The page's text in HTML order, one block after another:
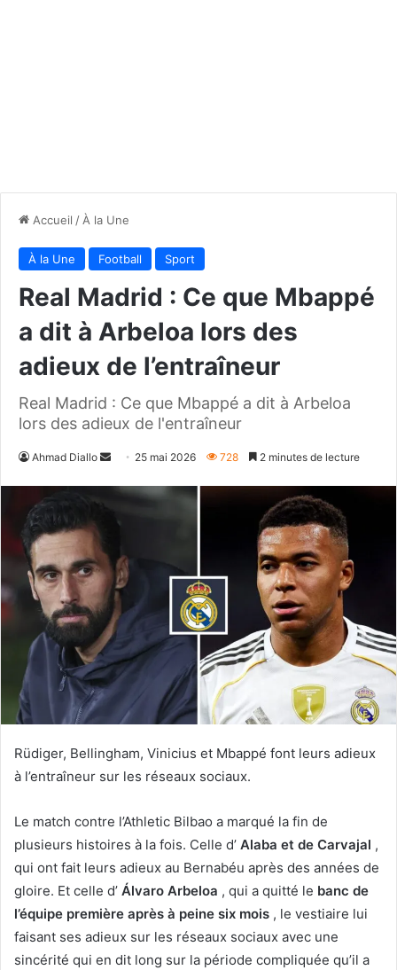
Accueil / À la Une
À la Une Football Sport
Real Madrid : Ce que Mbappé
a dit à Arbeloa lors des
adieux de l’entraîneur
Real Madrid : Ce que Mbappé a dit à Arbeloa
lors des adieux de l'entraîneur
Ahmad Diallo
Envoyer
courriel
25 mai 2026 728 2 minutes de lecture
Rüdiger, Bellingham, Vinicius et Mbappé font leurs adieux
à l’entraîneur sur les réseaux sociaux.
Le match contre l’Athletic Bilbao a marqué la fin de
plusieurs histoires à la fois. Celle d’ Alaba et de Carvajal ,
qui ont fait leurs adieux au Bernabéu après des années de
gloire. Et celle d’ Álvaro Arbeloa , qui a quitté le banc de
l’équipe première après à peine six mois , le vestiaire lui
faisant ses adieux sur les réseaux sociaux avec une
sincérité qui en dit long sur la période compliquée qu’il a